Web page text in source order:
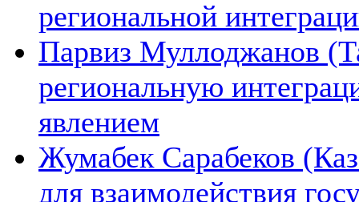
региональной
Парвиз Муллоджанов
региональную
явлением
Жумабек Сарабеков
для взаимодействия